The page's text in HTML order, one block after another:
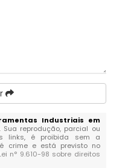
Industriais em
reprodução, parcial ou
links, é proibida sem a
crime e está previsto no
n° 9.610-98 sobre direitos